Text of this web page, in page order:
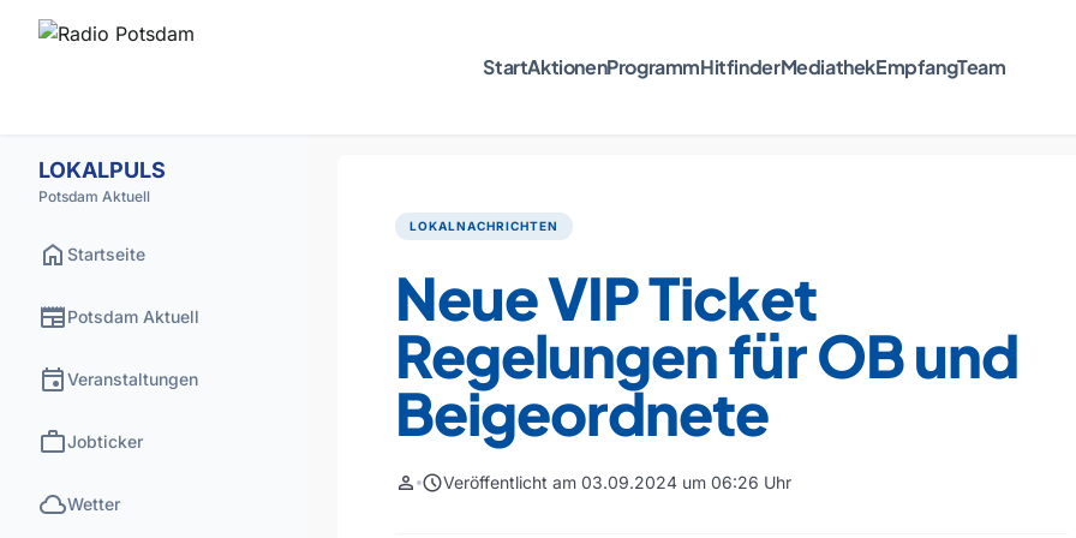
StartAktionenProgrammHitfinderMediathekEmpfangTeam
LOKALPULS
Potsdam Aktuell
home Startseite
newspaperPotsdam Aktuell
eventVeranstaltungen
workJobticker
cloudWetter
LOKALNACHRICHTEN
Neue VIP Ticket
Regelungen für OB und
Beigeordnete
person scheduleVeröffentlicht am 03.09.2024 um 06:26 Uhr